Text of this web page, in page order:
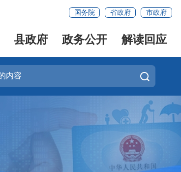
国务院 省政府 市政府
县政府 政务公开 解读回应